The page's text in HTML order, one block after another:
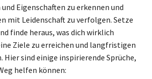
Eigenschaften zu erkennen und
mit Leidenschaft zu verfolgen. Setze
finde heraus, was dich wirklich
Ziele zu erreichen und langfristigen
Hier sind einige inspirierende Sprüche,
helfen können: